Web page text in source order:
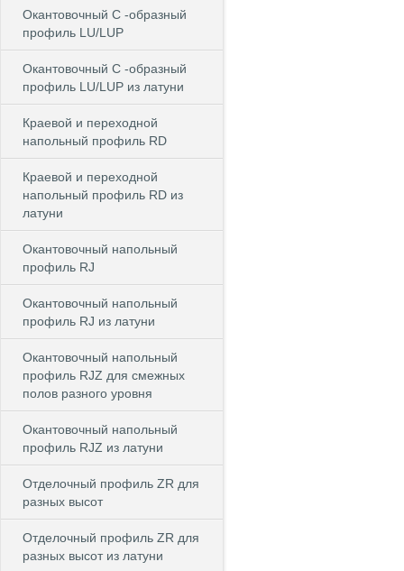
Окантовочный С -образный
профиль LU/LUP
Окантовочный С -образный
профиль LU/LUP из латуни
Краевой и переходной
напольный профиль RD
Краевой и переходной
напольный профиль RD из
латуни
Окантовочный напольный
профиль RJ
Окантовочный напольный
профиль RJ из латуни
Окантовочный напольный
профиль RJZ для смежных
полов разного уровня
Окантовочный напольный
профиль RJZ из латуни
Отделочный профиль ZR для
разных высот
Отделочный профиль ZR для
разных высот из латуни